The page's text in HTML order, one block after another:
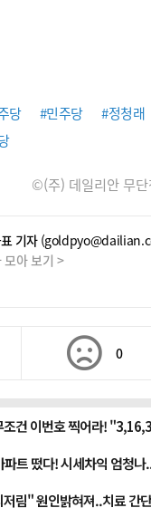
당 #민주당 #정청래
©(주) 데일리안 무
기자
모아 보기 >
0